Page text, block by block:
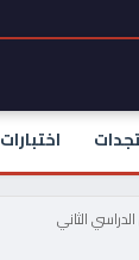
اختبارات
الثاني